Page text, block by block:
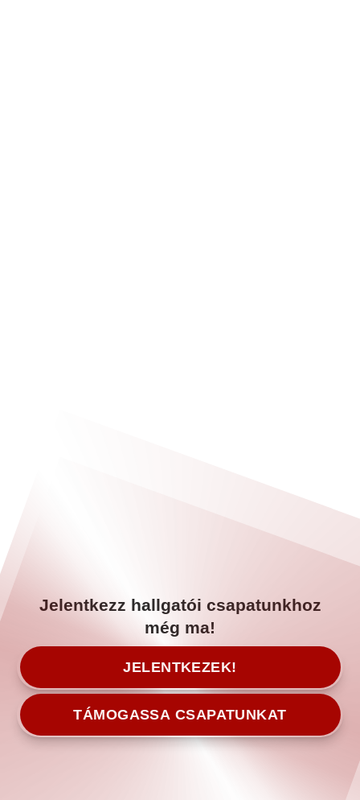
Jelentkezz hallgatói csapatunkhoz
még ma!
JELENTKEZEK!
TÁMOGASSA CSAPATUNKAT